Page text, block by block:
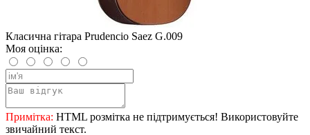
Класична гітара Prudencio Saez G.009
Моя оцінка:
Примітка: HTML розмітка не підтримується! Використовуйте
звичайний текст.